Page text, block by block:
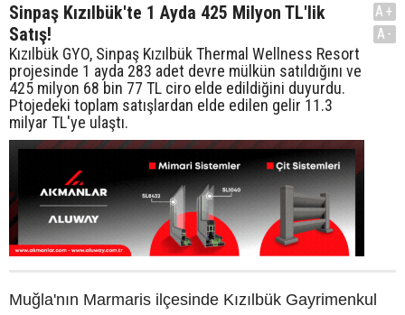
Sinpaş Kızılbük'te 1 Ayda 425 Milyon TL'lik
Satış!
Kızılbük GYO, Sinpaş Kızılbük Thermal Wellness Resort
projesinde 1 ayda 283 adet devre mülkün satıldığını ve
425 milyon 68 bin 77 TL ciro elde edildiğini duyurdu.
Ptojedeki toplam satışlardan elde edilen gelir 11.3
milyar TL'ye ulaştı.
A+
A-
Muğla'nın Marmaris ilçesinde Kızılbük Gayrimenkul